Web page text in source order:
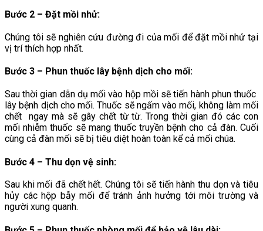
Bước 2 – Đặt mồi nhử:
Chúng tôi sẽ nghiên cứu đường đi của mối để đặt mồi nhử tại
vị trí thích hợp nhất.
Bước 3 – Phun thuốc lây bệnh dịch cho mối:
Sau thời gian dẫn dụ mối vào hộp mồi sẽ tiến hành phun thuốc
lây bệnh dịch cho mối. Thuốc sẽ ngấm vào mối, không làm mối
chết ngay mà sẽ gây chết từ từ. Trong thời gian đó các con
mối nhiễm thuốc sẽ mang thuốc truyền bệnh cho cả đàn. Cuối
cùng cả đàn mối sẽ bị tiêu diệt hoàn toàn kể cả mối chúa.
Bước 4 – Thu dọn vệ sinh:
Sau khi mối đã chết hết. Chúng tôi sẽ tiến hành thu dọn và tiêu
hủy các hộp bẫy mối để tránh ảnh hưởng tới môi trường và
người xung quanh.